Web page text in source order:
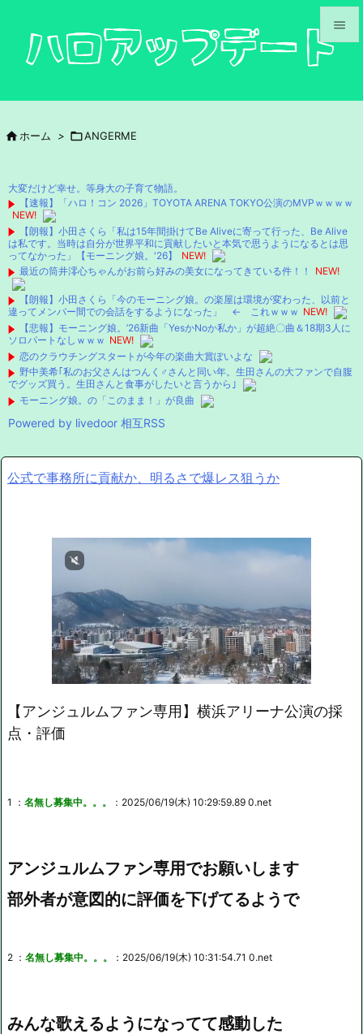



次へ

検索
 ホーム > ANGERME
大変だけど幸せ。等身大の子育て物語。
【速報】「ハロ！コン 2026」TOYOTA ARENA TOKYO公演のMVPｗｗｗｗ
NEW!
【朗報】小田さくら「私は15年間掛けてBe Aliveに寄って行った、Be Alive
は私です。当時は自分が世界平和に貢献したいと本気で思うようになるとは思
ってなかった」【モーニング娘。'26】
NEW!
最近の筒井澪心ちゃんがお前ら好みの美女になってきている件！！
NEW!
【朗報】小田さくら「今のモーニング娘。の楽屋は環境が変わった、以前と
違ってメンバー間での会話をするようになった」 ← これｗｗｗ NEW!
【悲報】モーニング娘。’26新曲「YesかNoか私か」が超絶〇曲＆18期3人に
ソロパートなしｗｗｗ NEW!
恋のクラウチングスタートが今年の楽曲大賞ぽいよな
野中美希｢私のお父さんはつんく♂さんと同い年。生田さんの大ファンで自腹
でグッズ買う。生田さんと食事がしたいと言うから｣
モーニング娘。の「このまま！」が良曲
Powered by livedoor 相互RSS
公式で事務所に貢献か、明るさで爆レス狙うか
【アンジュルムファン専用】横浜アリーナ公演の採
点・評価
1 ： 名無し募集中。。。 ：2025/06/19(木) 10:29:59.89 0.net
アンジュルムファン専用でお願いします
部外者が意図的に評価を下げてるようで
2 ： 名無し募集中。。。 ：2025/06/19(木) 10:31:54.71 0.net
みんな歌えるようになってて感動した